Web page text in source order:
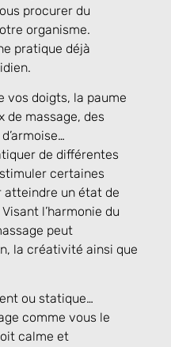
procurer du
organisme.
pratique déjà
vos doigts, la paume
de massage, des
de différentes
certaines
atteindre un état de
l’harmonie du
peut
la créativité ainsi que
ou statique…
comme vous le
calme et